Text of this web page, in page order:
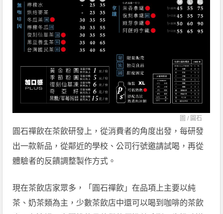
圖 / 圓石
圓石禪飲在茶飲研發上，從消費者的角度出發，每研發
出一款新品，從鄰近的學校、公司行號邀請試喝，再從
體驗者的反饋調整製作方式。
現在茶飲店家眾多，「圓石禪飲」在品項上主要以純
茶、奶茶類為主，少數茶飲店中還可以喝到咖啡的茶飲